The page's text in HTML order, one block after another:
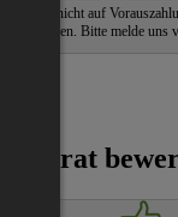
Gehe nicht auf
zu haben. Bitte melde uns
Inserat